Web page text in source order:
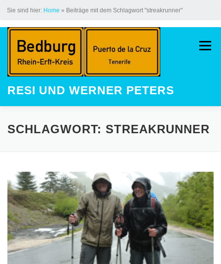
Sie sind hier: Home » Beiträge mit dem Schlagwort "streakrunner"
Zum
springen
RESI UND WERNER PETERS
Menü
HOME AUF DEM JAKOBSWEG
GALERIE LAUFEVENTS
SCHLAGWORT: STREAKRUNNER